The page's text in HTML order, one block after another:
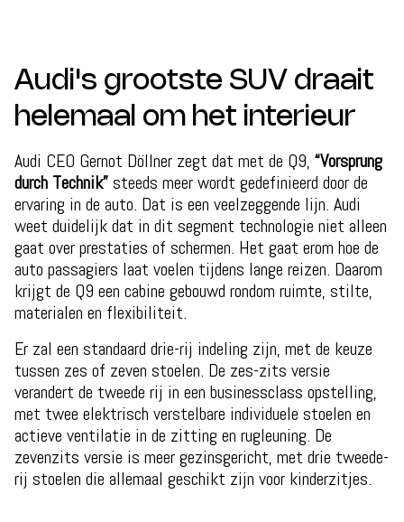
Audi's grootste SUV draait
helemaal om het interieur
Audi CEO Gernot Döllner zegt dat met de Q9, “Vorsprung
durch Technik”steeds meer wordt gedefinieerd door de
ervaring in de auto. Dat is een veelzeggende lijn. Audi
weet duidelijk dat in dit segment technologie niet alleen
gaat over prestaties of schermen. Het gaat erom hoe de
auto passagiers laat voelen tijdens lange reizen. Daarom
krijgt de Q9 een cabine gebouwd rondom ruimte, stilte,
materialen en flexibiliteit.
Er zal een standaard drie-rij indeling zijn, met de keuze
tussen zes of zeven stoelen. De zes-zits versie
verandert de tweede rij in een businessclass opstelling,
met twee elektrisch verstelbare individuele stoelen en
actieve ventilatie in de zitting en rugleuning. De
zevenzits versie is meer gezinsgericht, met drie tweede-
rij stoelen die allemaal geschikt zijn voor kinderzitjes.